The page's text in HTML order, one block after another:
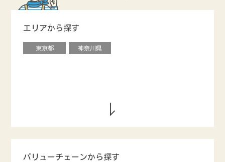
エリアから探す
東京都 神奈川県
バリューチェーンから探す